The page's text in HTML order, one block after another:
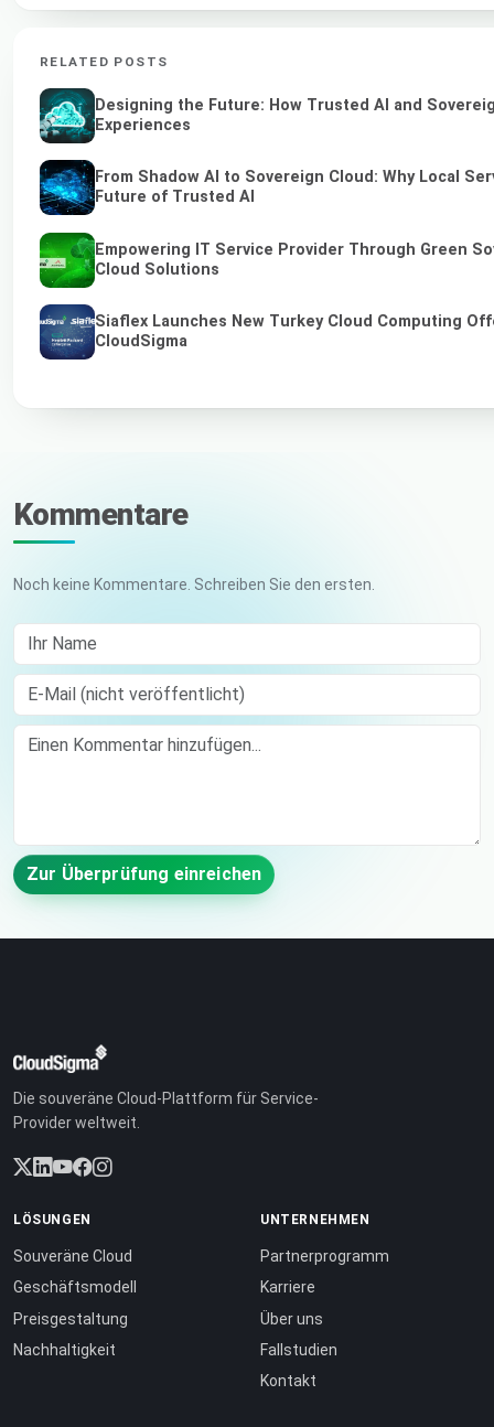
RELATED POSTS
Designing the Future: How Trusted AI and
Experiences
From Shadow AI to Sovereign Cloud: Why Local
Future of Trusted AI
Empowering IT Service Provider Through Green
Cloud Solutions
Siaflex Launches New Turkey Cloud Computing
CloudSigma
Kommentare
Noch keine Kommentare. Schreiben Sie den ersten.
Ihr Name
E-Mail (nicht veröffentlicht)
Comment
Zur Überprüfung einreichen
Die souveräne Cloud-Plattform für Service-
Provider weltweit.
LÖSUNGEN
Souveräne Cloud
Geschäftsmodell
Preisgestaltung
Nachhaltigkeit
UNTERNEHMEN
Partnerprogramm
Karriere
Über uns
Fallstudien
Kontakt